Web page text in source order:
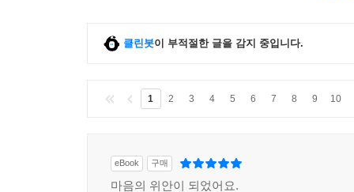
클린봇이 부적절한 글을 감지 중입니다.
1 2 3 4 5 6 7 8 9 10
eBook 구매
마음의 위안이 되었어요.